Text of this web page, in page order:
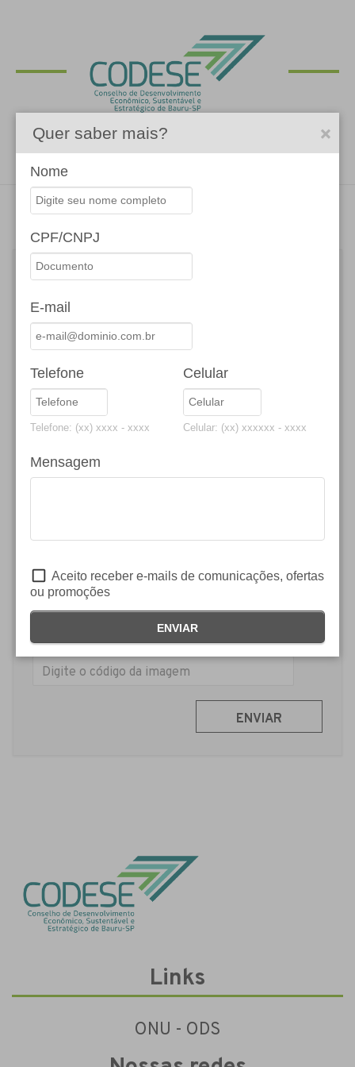
Fale com o CODESE
Nome *
E-mail *
Mensagem *
ofertas ou promoções
Digite o código da imagem:
ENVIAR
Links
ONU - ODS
Quer saber mais?
Nome
CPF/CNPJ
E-mail
Telefone
Telefone: (xx) xxxx - xxxx
Celular
Celular: (xx) xxxxxx - xxxx
Mensagem
Aceito receber e-mails de comunicações, ofertas
ou promoções
ENVIAR